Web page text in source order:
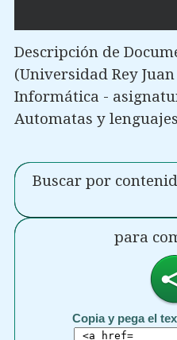
Descripción de
(Universidad Rey
Informática -
Automatas y
Buscar por
para
Copia y pega el